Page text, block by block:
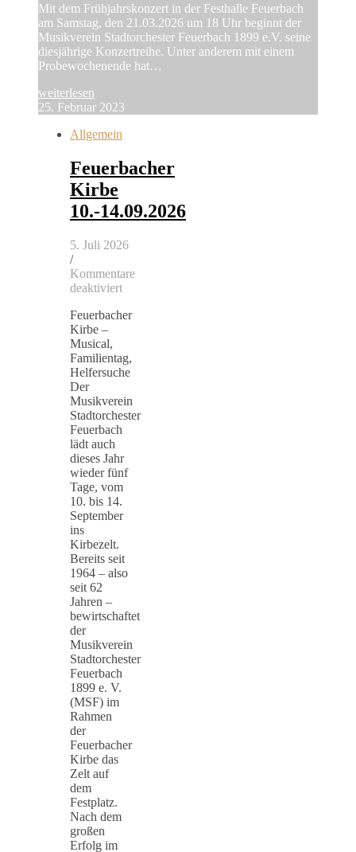
Mit dem Frühjahrskonzert in der Festhalle Feuerbach
am Samstag, den 21.03.2026 um 18 Uhr beginnt der
Musikverein Stadtorchester Feuerbach 1899 e.V. seine
diesjährige Konzertreihe. Unter anderem mit einem
Probewochenende hat…
weiterlesen
25. Februar 2023
Allgemein
Feuerbacher
Kirbe
10.-14.09.2026
5. Juli 2026
/
Kommentare
deaktiviertfür
Kirbe
Feuerbacher
Kirbe –
Musical,
Familientag,
Helfersuche
Der
Musikverein
Stadtorchester
Feuerbach
lädt auch
dieses Jahr
wieder fünf
Tage, vom
10. bis 14.
September
ins
Kirbezelt.
Bereits seit
1964 – also
seit 62
Jahren –
bewirtschaftet
der
Musikverein
Stadtorchester
Feuerbach
1899 e. V.
(MSF) im
Rahmen
der
Feuerbacher
Kirbe das
Zelt auf
dem
Festplatz.
Nach dem
großen
Erfolg im